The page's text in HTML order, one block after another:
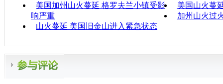
美国加州山火蔓延 格罗夫兰小镇受影
响严重
美国山火蔓
加州山火过
山火蔓延 美国旧金山进入紧急状态